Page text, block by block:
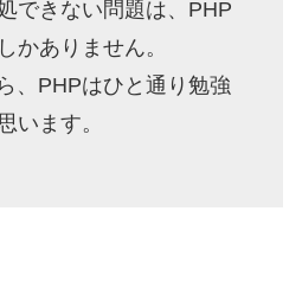
できない問題は、PHP
かありません。
、PHPはひと通り勉強
います。